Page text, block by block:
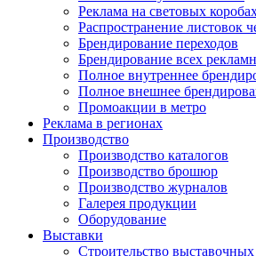
Реклама на световых
Распространение листовок
Брендирование переходов
Брендирование всех
Полное внутреннее
Полное внешнее
Промоакции в метро
Реклама в регионах
Производство
Производство каталогов
Производство брошюр
Производство журналов
Галерея продукции
Оборудование
Выставки
Строительство выставочных